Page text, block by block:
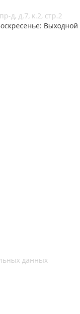
д, д.7, к.2, стр.2
Выходной
данных